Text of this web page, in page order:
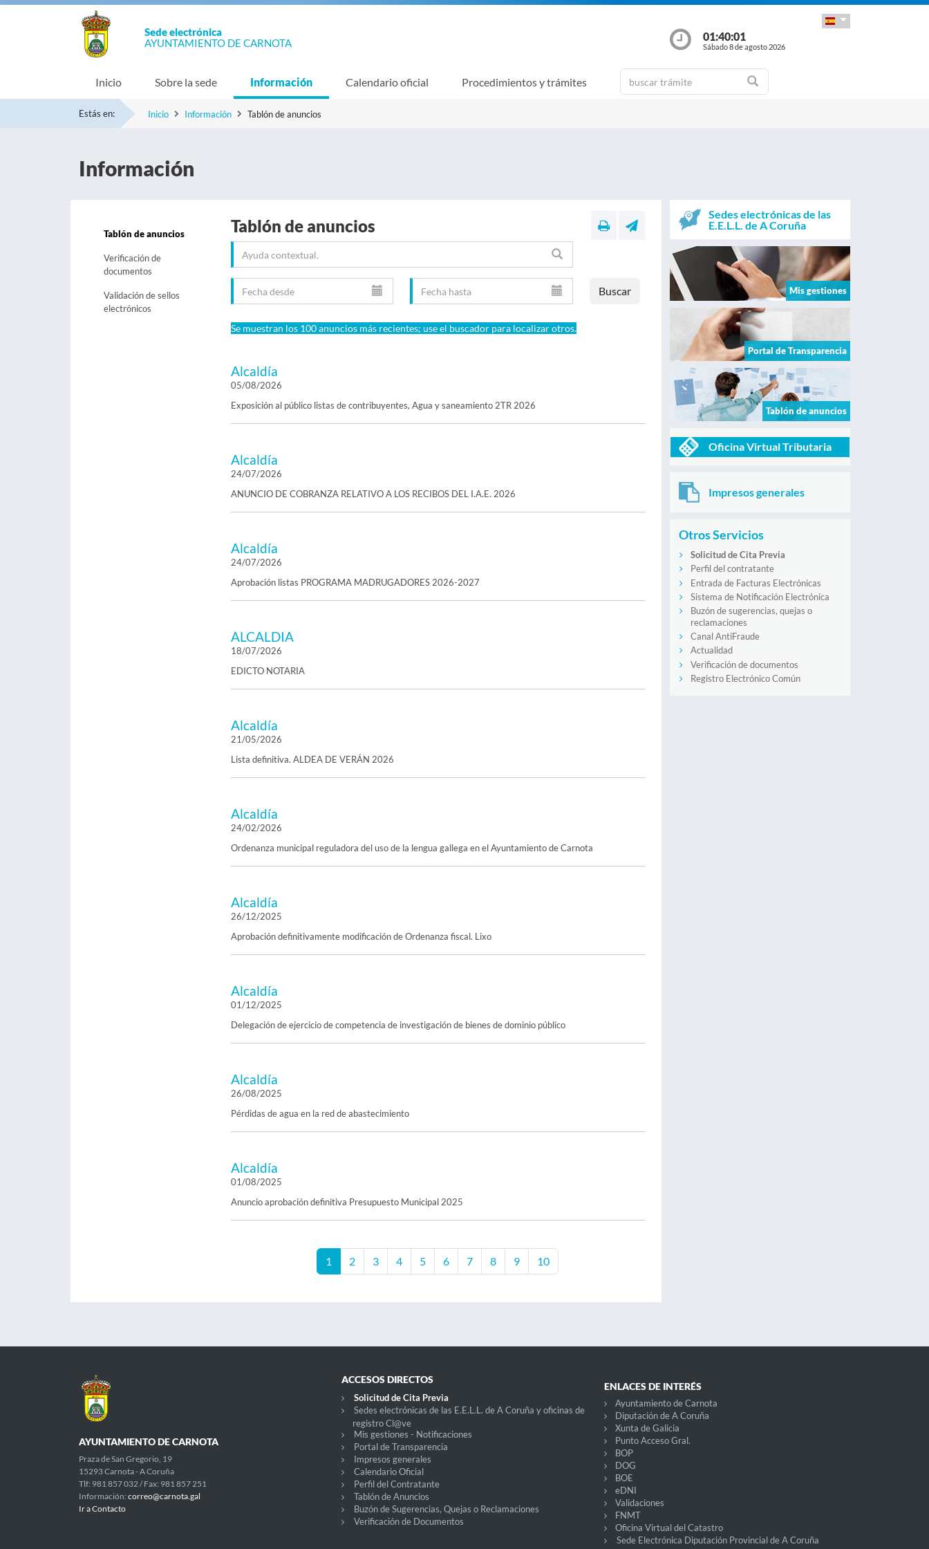
Sede electrónica
AYUNTAMIENTO DE CARNOTA
01:40:01
Sábado 8 de agosto 2026
Inicio Sobre la sede Información Calendario oficial Procedimientos y trámites
Estás en: Inicio Información Tablón de anuncios
Información
Tablón de anuncios
Verificación de
documentos
Validación de sellos
electrónicos
Tablón de anuncios
Buscar
Se muestran los 100 anuncios más recientes; use el buscador para localizar otros.
Alcaldía
05/08/2026
Exposición al público listas de contribuyentes, Agua y saneamiento 2TR 2026
Alcaldía
24/07/2026
ANUNCIO DE COBRANZA RELATIVO A LOS RECIBOS DEL I.A.E. 2026
Alcaldía
24/07/2026
Aprobación listas PROGRAMA MADRUGADORES 2026-2027
ALCALDIA
18/07/2026
EDICTO NOTARIA
Alcaldía
21/05/2026
Lista definitiva. ALDEA DE VERÁN 2026
Alcaldía
24/02/2026
Ordenanza municipal reguladora del uso de la lengua gallega en el Ayuntamiento de Carnota
Alcaldía
26/12/2025
Aprobación definitivamente modificación de Ordenanza fiscal. Lixo
Alcaldía
01/12/2025
Delegación de ejercicio de competencia de investigación de bienes de dominio público
Alcaldía
26/08/2025
Pérdidas de agua en la red de abastecimiento
Alcaldía
01/08/2025
Anuncio aprobación definitiva Presupuesto Municipal 2025
1 2 3 4 5 6 7 8 9 10
Sedes electrónicas de las
E.E.L.L. de A Coruña
Mis gestiones
Portal de Transparencia
Tablón de anuncios
Oficina Virtual Tributaria
Impresos generales
Otros Servicios
Solicitud de Cita Previa
Perfil del contratante
Entrada de Facturas Electrónicas
Sistema de Notificación Electrónica
Buzón de sugerencias, quejas o
reclamaciones
Canal AntiFraude
Actualidad
Verificación de documentos
Registro Electrónico Común
AYUNTAMIENTO DE CARNOTA
Praza de San Gregorio, 19
15293 Carnota - A Coruña
Tlf: 981 857 032 / Fax: 981 857 251
Información: correo@carnota.gal
Ir a Contacto
ACCESOS DIRECTOS
Solicitud de Cita Previa
Sedes electrónicas de las E.E.L.L. de A Coruña y oficinas de
registro Cl@ve
Mis gestiones - Notificaciones
Portal de Transparencia
Impresos generales
Calendario Oficial
Perfil del Contratante
Tablón de Anuncios
Buzón de Sugerencias, Quejas o Reclamaciones
Verificación de Documentos
ENLACES DE INTERÉS
Ayuntamiento de Carnota
Diputación de A Coruña
Xunta de Galicia
Punto Acceso Gral.
BOP
DOG
BOE
eDNI
Validaciones
FNMT
Oficina Virtual del Catastro
Sede Electrónica Diputación Provincial de A Coruña